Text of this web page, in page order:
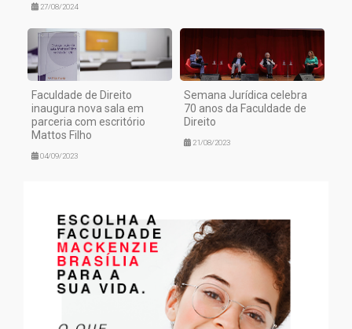
27/08/2024
Faculdade de Direito
inaugura nova sala em
parceria com escritório
Mattos Filho
04/09/2023
Semana Jurídica celebra
70 anos da Faculdade de
Direito
21/08/2023